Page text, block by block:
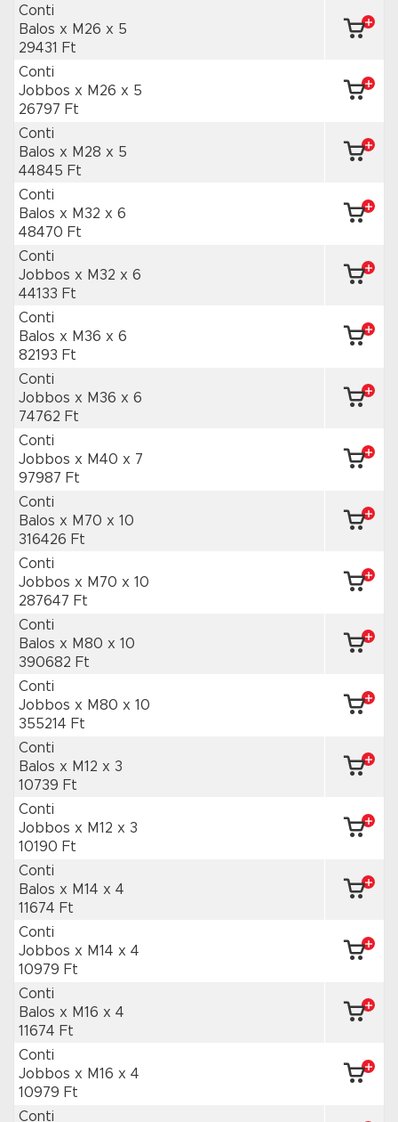
Conti
Balos x M26 x 5
29431 Ft
Conti
Jobbos x M26 x 5
26797 Ft
Conti
Balos x M28 x 5
44845 Ft
Conti
Balos x M32 x 6
48470 Ft
Conti
Jobbos x M32 x 6
44133 Ft
Conti
Balos x M36 x 6
82193 Ft
Conti
Jobbos x M36 x 6
74762 Ft
Conti
Jobbos x M40 x 7
97987 Ft
Conti
Balos x M70 x 10
316426 Ft
Conti
Jobbos x M70 x 10
287647 Ft
Conti
Balos x M80 x 10
390682 Ft
Conti
Jobbos x M80 x 10
355214 Ft
Conti
Balos x M12 x 3
10739 Ft
Conti
Jobbos x M12 x 3
10190 Ft
Conti
Balos x M14 x 4
11674 Ft
Conti
Jobbos x M14 x 4
10979 Ft
Conti
Balos x M16 x 4
11674 Ft
Conti
Jobbos x M16 x 4
10979 Ft
Conti